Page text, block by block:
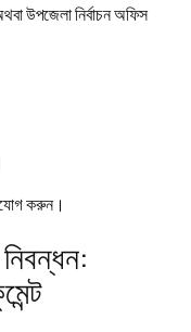
উপজেলা নির্বাচন অফিস
করুন।